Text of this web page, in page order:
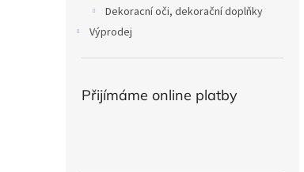
Dekoracní oči, dekorační doplňky
Výprodej
Přijímáme online platby